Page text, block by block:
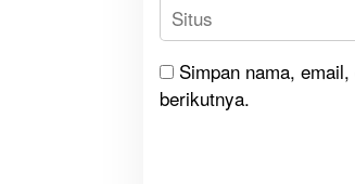
Simpan nama,
berikutnya.